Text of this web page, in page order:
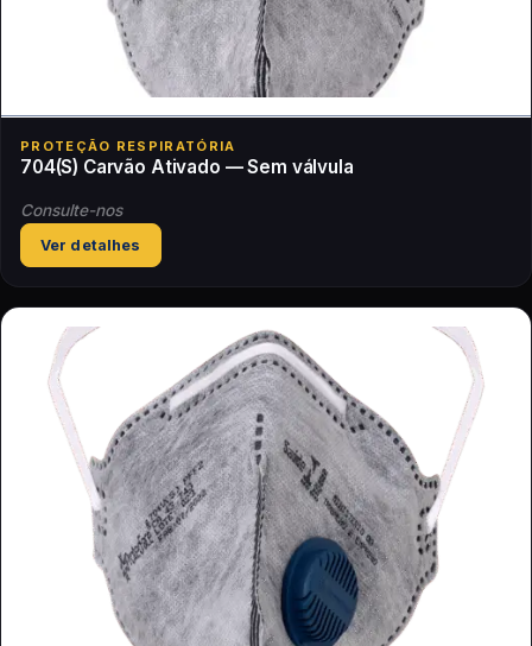
PROTEÇÃO RESPIRATÓRIA
704(S) Carvão Ativado — Sem válvula
Consulte-nos
Ver detalhes